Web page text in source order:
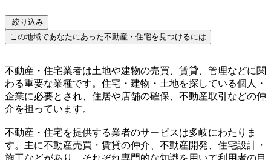
絞り込み
この地域であなたにあった不動産・住宅を見つけるには
不動産・住宅業者は土地や建物の売買、賃貸、管理などに関
わる重要な業種です。住宅・建物・土地を探している個人・
企業に必要とされ、住居や店舗の確保、不動産取引などの仲
介を担っています。
不動産・住宅を提供する業者のサービスは多岐にわたりま
す。主に不動産売買・賃貸の仲介、不動産開発、住宅設計・
施工などがあり、それぞれ専門的な知識を用いて利用者の目